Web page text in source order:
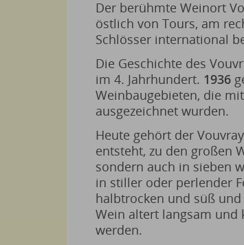
Der berühmte Weinort
östlich von Tours, am
Schlösser international
Die Geschichte des
im 4. Jahrhundert. 1936
Weinbaugebieten, die
ausgezeichnet wurden.
Heute gehört der
entsteht, zu den großen
sondern auch in sieben
in stiller oder perlender
halbtrocken und süß
Wein altert langsam und
werden.